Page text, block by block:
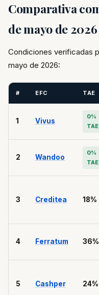
Comparativa
de mayo de 2026
Condiciones verificadas
mayo de 2026:
# EFC TAE
1 Vivus
0%
TAE
2 Wandoo
0%
TAE
3 Creditea 18%
4 Ferratum 36%
5 Cashper 24%